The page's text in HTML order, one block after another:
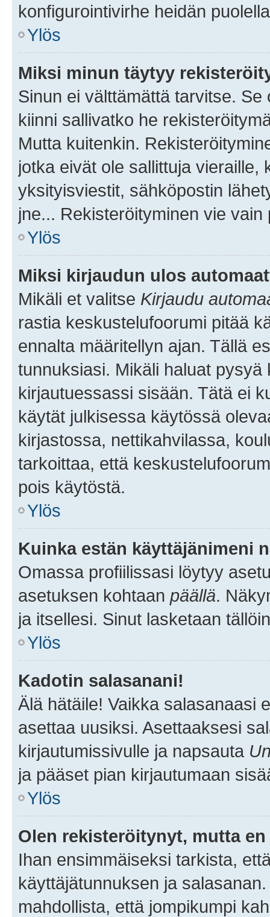
konfigurointivirhe heidän
Ylös
Miksi minun täytyy
Sinun ei välttämättä tarvitse.
kiinni sallivatko he
Mutta kuitenkin.
jotka eivät ole sallittuja vieraille,
yksityisviestit, sähköpostin
jne... Rekisteröityminen vie
Ylös
Miksi kirjaudun ulos
Mikäli et valitse Kirjaudu
rastia keskustelufoorumi pitää
ennalta määritellyn ajan. Tällä
tunnuksiasi. Mikäli haluat
kirjautuessassi sisään. Tätä ei
käytät julkisessa käytössä
kirjastossa, nettikahvilassa,
tarkoittaa, että
pois käytöstä.
Ylös
Kuinka estän käyttäjänimeni
Omassa profiilissasi löytyy
asetuksen kohtaan päällä.
ja itsellesi. Sinut lasketaan
Ylös
Kadotin salasanani!
Älä hätäile! Vaikka salasanaasi
asettaa uusiksi. Asettaaksesi
kirjautumissivulle ja napsauta
ja pääset pian kirjautumaan
Ylös
Olen rekisteröitynyt, mutta
Ihan ensimmäiseksi tarkista,
käyttäjätunnuksen ja
mahdollista, että jompikumpi